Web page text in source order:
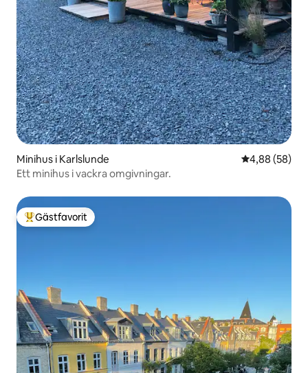
Minihus i Karlslunde 4,88 av 5 i
4,88 (58)
Ett minihus i vackra omgivningar.
Populär gästfavorit
Gästfavorit